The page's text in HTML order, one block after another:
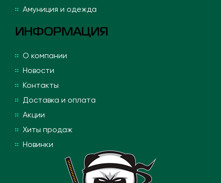
Амуниция и одежда
ИНФОРМАЦИЯ
О компании
Новости
Контакты
Доставка и оплата
Акции
Хиты продаж
Новинки